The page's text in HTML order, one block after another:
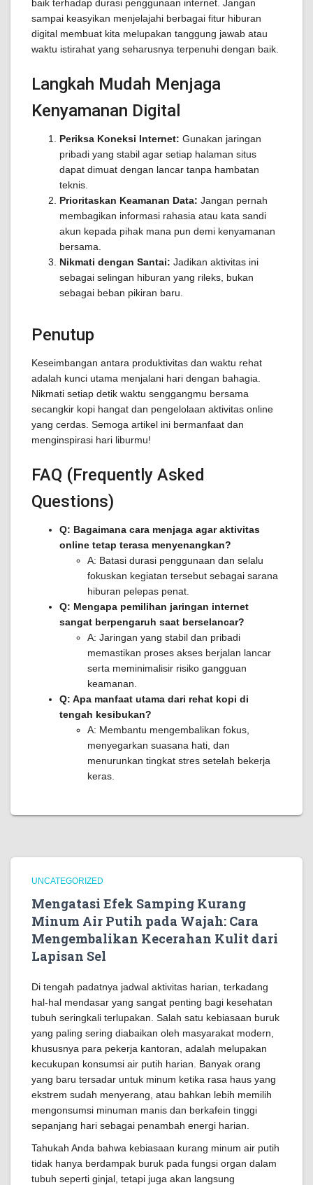
baik terhadap durasi penggunaan internet. Jangan
sampai keasyikan menjelajahi berbagai fitur hiburan
digital membuat kita melupakan tanggung jawab atau
waktu istirahat yang seharusnya terpenuhi dengan baik.
Langkah Mudah Menjaga
Kenyamanan Digital
Periksa Koneksi Internet: Gunakan jaringan
pribadi yang stabil agar setiap halaman situs
dapat dimuat dengan lancar tanpa hambatan
teknis.
Prioritaskan Keamanan Data: Jangan pernah
membagikan informasi rahasia atau kata sandi
akun kepada pihak mana pun demi kenyamanan
bersama.
Nikmati dengan Santai: Jadikan aktivitas ini
sebagai selingan hiburan yang rileks, bukan
sebagai beban pikiran baru.
Penutup
Keseimbangan antara produktivitas dan waktu rehat
adalah kunci utama menjalani hari dengan bahagia.
Nikmati setiap detik waktu senggangmu bersama
secangkir kopi hangat dan pengelolaan aktivitas online
yang cerdas. Semoga artikel ini bermanfaat dan
menginspirasi hari liburmu!
FAQ (Frequently Asked
Questions)
Q: Bagaimana cara menjaga agar aktivitas
online tetap terasa menyenangkan?
A: Batasi durasi penggunaan dan selalu
fokuskan kegiatan tersebut sebagai sarana
hiburan pelepas penat.
Q: Mengapa pemilihan jaringan internet
sangat berpengaruh saat berselancar?
A: Jaringan yang stabil dan pribadi
memastikan proses akses berjalan lancar
serta meminimalisir risiko gangguan
keamanan.
Q: Apa manfaat utama dari rehat kopi di
tengah kesibukan?
A: Membantu mengembalikan fokus,
menyegarkan suasana hati, dan
menurunkan tingkat stres setelah bekerja
keras.
UNCATEGORIZED
Mengatasi Efek Samping Kurang
Minum Air Putih pada Wajah: Cara
Mengembalikan Kecerahan Kulit dari
Lapisan Sel
Di tengah padatnya jadwal aktivitas harian, terkadang
hal-hal mendasar yang sangat penting bagi kesehatan
tubuh seringkali terlupakan. Salah satu kebiasaan buruk
yang paling sering diabaikan oleh masyarakat modern,
khususnya para pekerja kantoran, adalah melupakan
kecukupan konsumsi air putih harian. Banyak orang
yang baru tersadar untuk minum ketika rasa haus yang
ekstrem sudah menyerang, atau bahkan lebih memilih
mengonsumsi minuman manis dan berkafein tinggi
sepanjang hari sebagai penambah energi harian.
Tahukah Anda bahwa kebiasaan kurang minum air putih
tidak hanya berdampak buruk pada fungsi organ dalam
tubuh seperti ginjal, tetapi juga akan langsung